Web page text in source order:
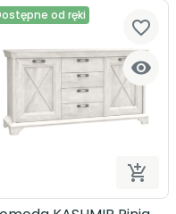
od ręki


favorite_border